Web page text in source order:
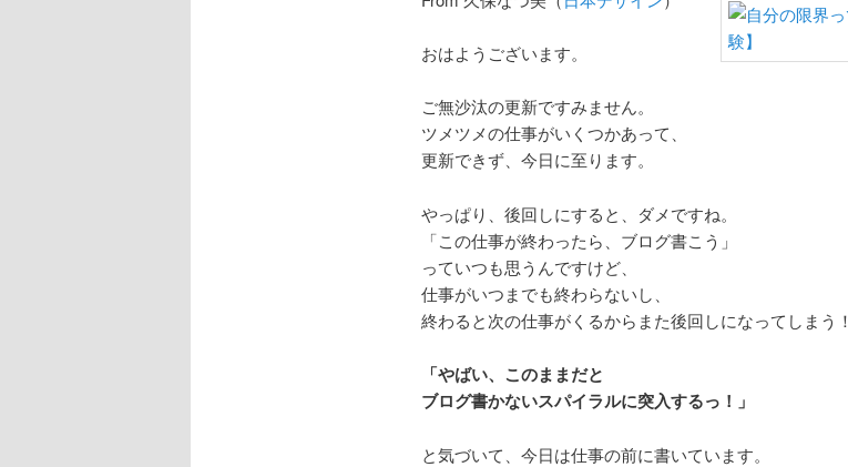
おはようございます。
ご無沙汰の更新ですみません。
ツメツメの仕事がいくつかあって、
更新できず、今日に至ります。
やっぱり、後回しにすると、ダメですね。
「この仕事が終わったら、ブログ書こう」
っていつも思うんですけど、
仕事がいつまでも終わらないし、
終わると次の仕事がくるからまた後回しになってしまう！
「やばい、このままだと
ブログ書かないスパイラルに突入するっ！」
と気づいて、今日は仕事の前に書いています。